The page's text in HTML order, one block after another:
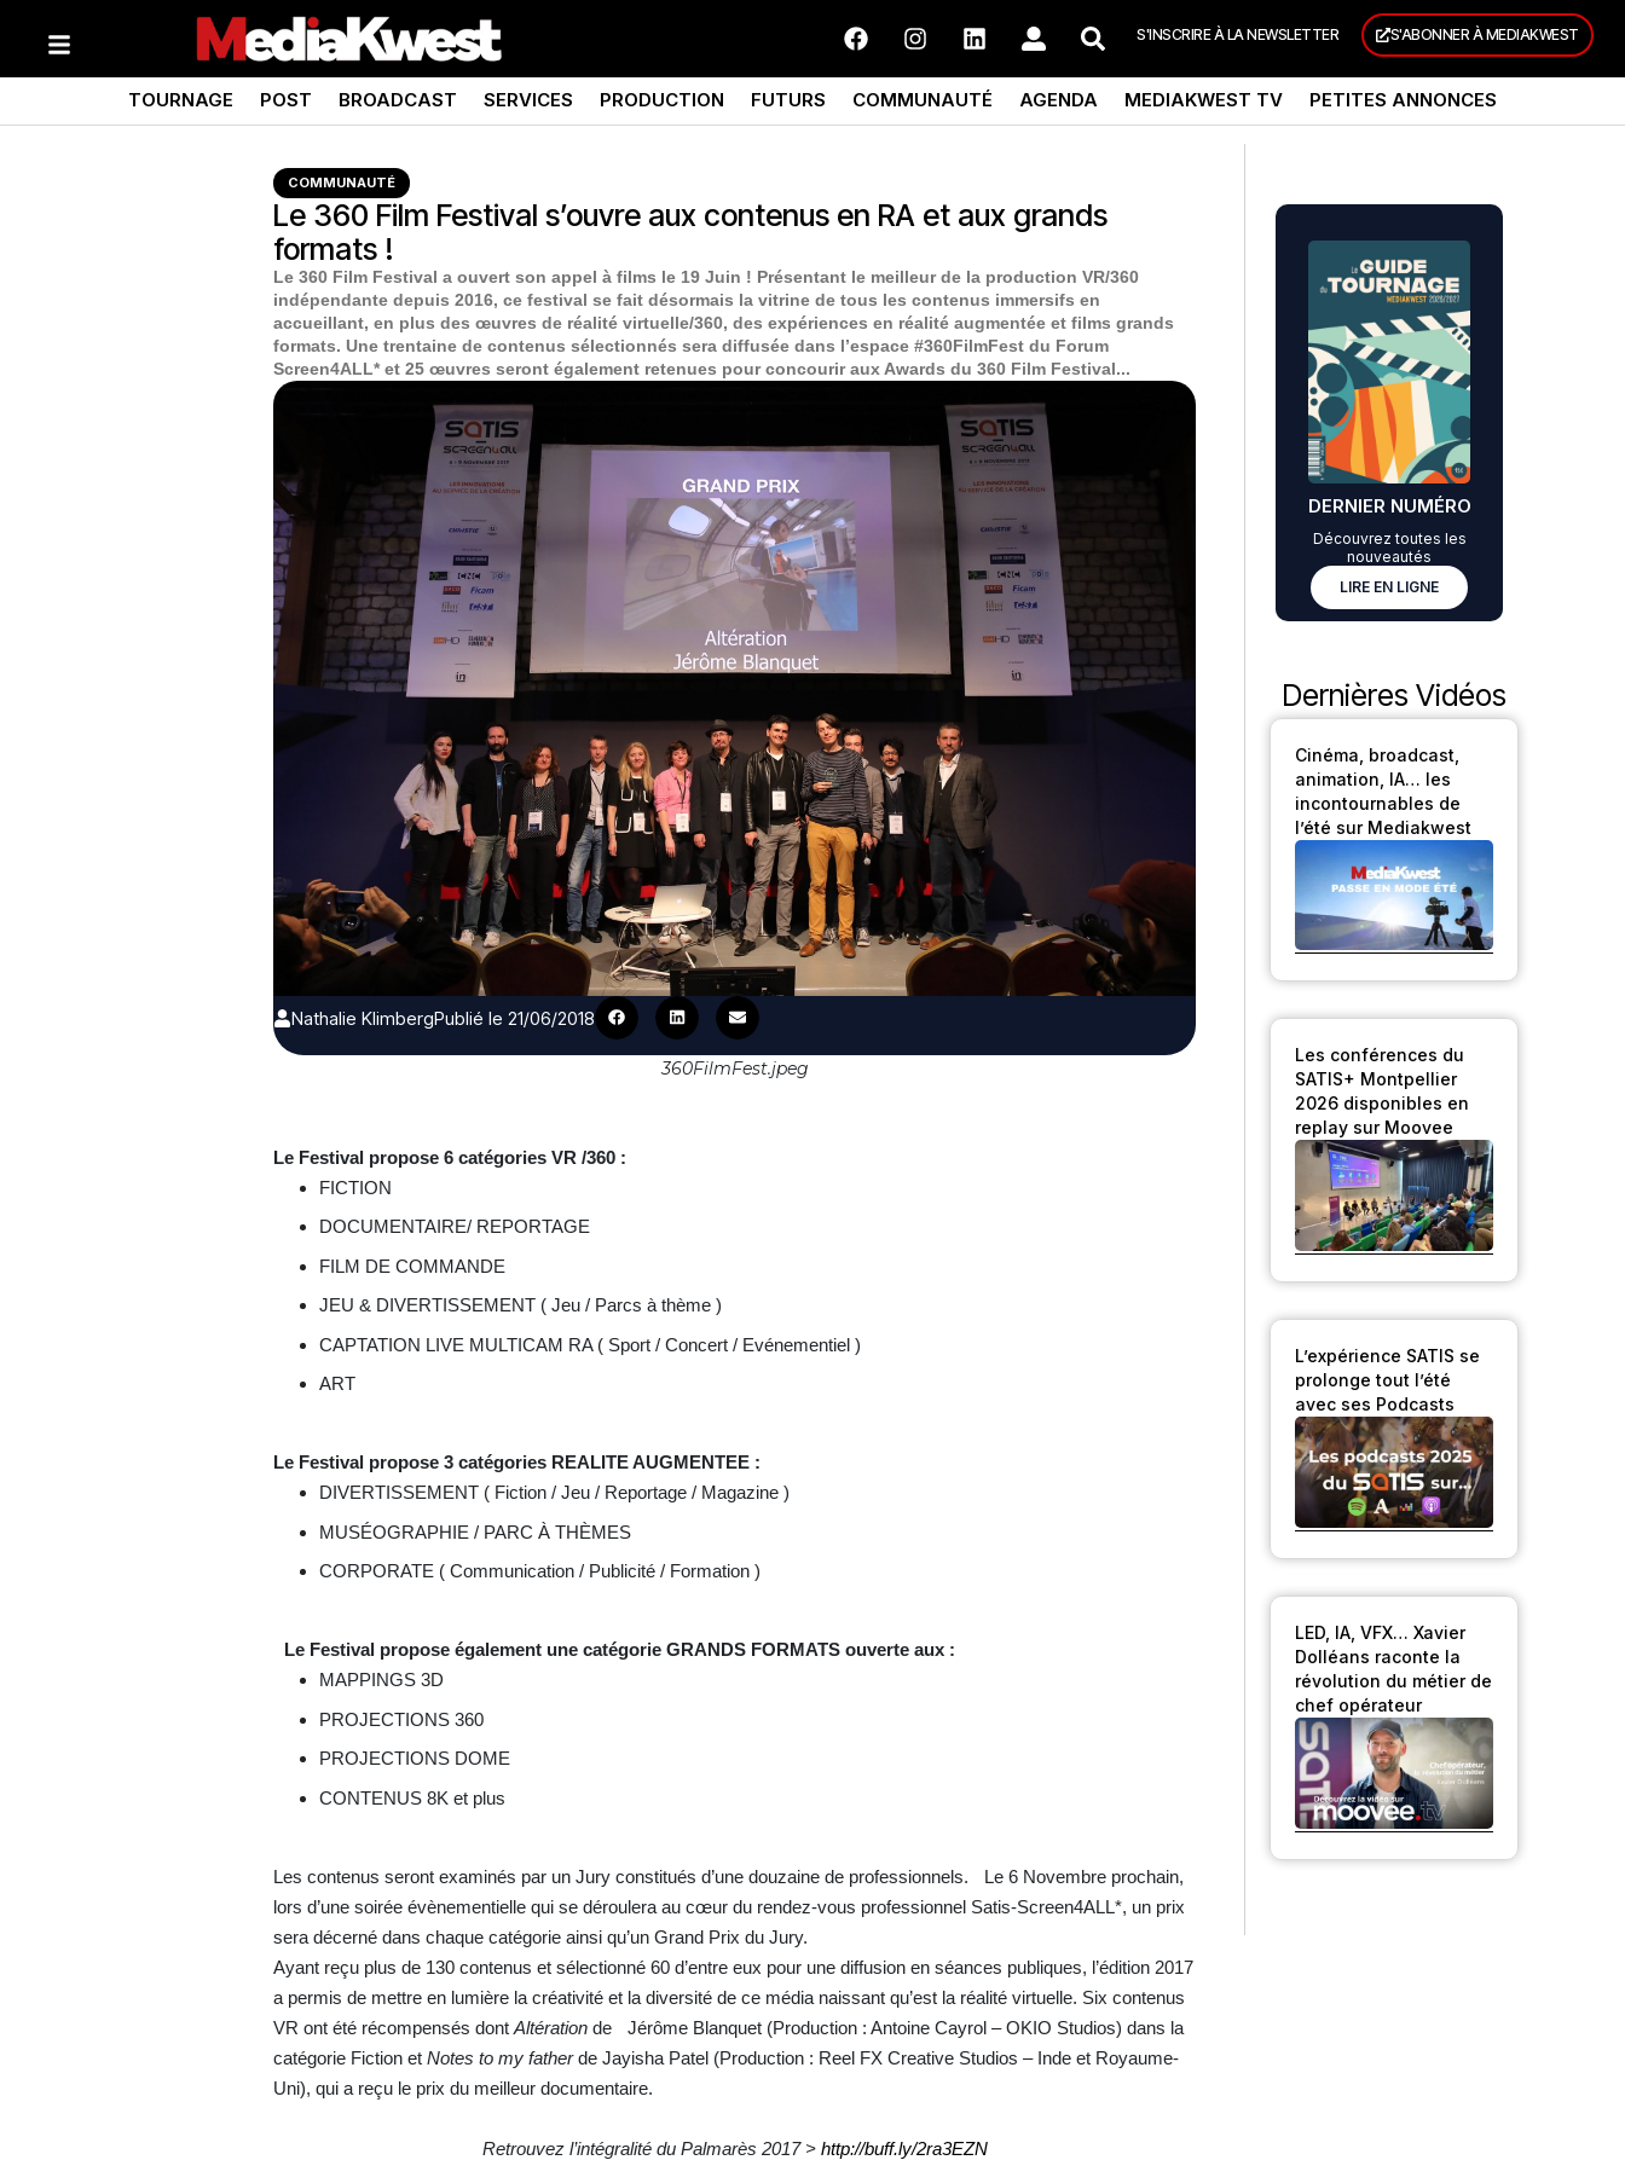
S'INSCRIRE À LA NEWSLETTER S'ABONNER À MEDIAKWEST
TOURNAGE POST BROADCAST SERVICES PRODUCTION FUTURS COMMUNAUTÉ AGENDA MEDIAKWEST TV PETITES ANNONCES
COMMUNAUTÉ
Le 360 Film Festival s’ouvre aux contenus en RA et aux grands
formats !
Le 360 Film Festival a ouvert son appel à films le 19 Juin ! Présentant le meilleur de la production VR/360
indépendante depuis 2016, ce festival se fait désormais la vitrine de tous les contenus immersifs en
accueillant, en plus des œuvres de réalité virtuelle/360, des expériences en réalité augmentée et films grands
formats. Une trentaine de contenus sélectionnés sera diffusée dans l’espace #360FilmFest du Forum
Screen4ALL* et 25 œuvres seront également retenues pour concourir aux Awards du 360 Film Festival...
Nathalie KlimbergPublié le 21/06/2018
360FilmFest.jpeg
Le Festival propose 6 catégories VR /360 :
FICTION
DOCUMENTAIRE/ REPORTAGE
FILM DE COMMANDE
JEU & DIVERTISSEMENT ( Jeu / Parcs à thème )
CAPTATION LIVE MULTICAM RA ( Sport / Concert / Evénementiel )
ART
Le Festival propose 3 catégories REALITE AUGMENTEE :
DIVERTISSEMENT ( Fiction / Jeu / Reportage / Magazine )
MUSÉOGRAPHIE / PARC À THÈMES
CORPORATE ( Communication / Publicité / Formation )
Le Festival propose également une catégorie GRANDS FORMATS ouverte aux :
MAPPINGS 3D
PROJECTIONS 360
PROJECTIONS DOME
CONTENUS 8K et plus
Les contenus seront examinés par un Jury constitués d’une douzaine de professionnels. Le 6 Novembre prochain,
lors d’une soirée évènementielle qui se déroulera au cœur du rendez-vous professionnel Satis-Screen4ALL*, un prix
sera décerné dans chaque catégorie ainsi qu’un Grand Prix du Jury.
Ayant reçu plus de 130 contenus et sélectionné 60 d’entre eux pour une diffusion en séances publiques, l’édition 2017
a permis de mettre en lumière la créativité et la diversité de ce média naissant qu’est la réalité virtuelle. Six contenus
VR ont été récompensés dontAltération de Jérôme Blanquet (Production : Antoine Cayrol – OKIO Studios) dans la
catégorie Fiction etNotes to my fatherde Jayisha Patel (Production : Reel FX Creative Studios – Inde et Royaume-
Uni), qui a reçu le prix du meilleur documentaire.
Retrouvez l’intégralité du Palmarès 2017 > http://buff.ly/2ra3EZN
DERNIER NUMÉRO
Découvrez toutes les
nouveautés
LIRE EN LIGNE
Dernières Vidéos
Cinéma, broadcast,
animation, IA… les
incontournables de
l’été sur Mediakwest
Les conférences du
SATIS+ Montpellier
2026 disponibles en
replay sur Moovee
L’expérience SATIS se
prolonge tout l’été
avec ses Podcasts
LED, IA, VFX… Xavier
Dolléans raconte la
révolution du métier de
chef opérateur